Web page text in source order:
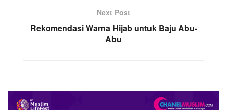
Next Post
Rekomendasi Warna Hijab untuk Baju Abu-
Abu